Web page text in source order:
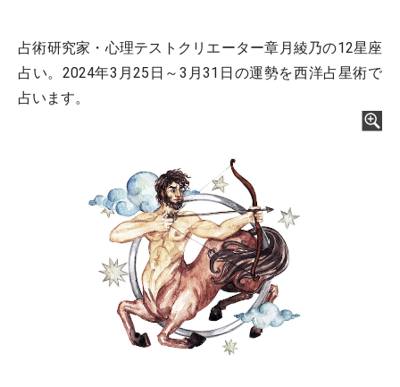
占術研究家・心理テストクリエーター章月綾乃の12星座
占い。2024年3月25日～3月31日の運勢を西洋占星術で
占います。